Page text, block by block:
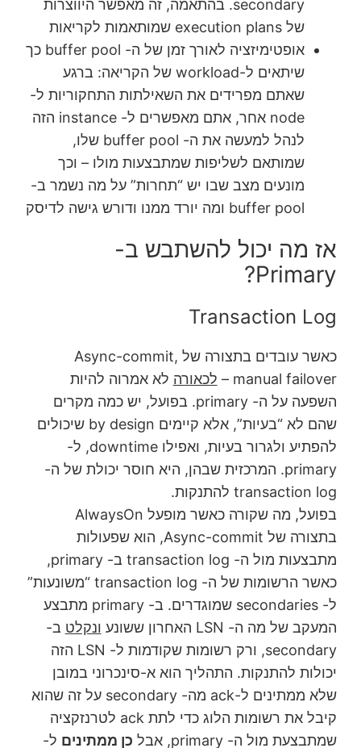
secondary. בהתאמה, זה מאפשר היווצרות
של execution plans שמותאמות לקריאות
אופטימיזציה לאורך זמן של ה- buffer pool כך
שיתאים ל-workload של הקריאה: ברגע
שאתם מפרידים את השאילתות התחקוריות ל-
node אחר, אתם מאפשרים ל- instance הזה
לנהל למעשה את ה- buffer pool שלו,
שמותאם לשליפות שמתבצעות מולו – וכך
מונעים מצב שבו יש “תחרות” על מה נשמר ב-
buffer pool ומה יורד ממנו ודורש גישה לדיסק
אז מה יכול להשתבש ב-
Primary?
Transaction Log
כאשר עובדים בתצורה של Async-commit,
manual failover –
לכאורה לא אמרוה להיות
השפעה על ה- primary. בפועל, יש כמה מקרים
שהם לא “בעיות”, אלא קיימים by design שיכולים
להפתיע ולגרור בעיות, ואפילו downtime, ל-
primary. המרכזית שבהן, היא חוסר יכולת של ה-
transaction log להתנקות.
בפועל, מה שקורה כאשר מופעל AlwaysOn
בתצורה של Async-commit, הוא שפעולות
מתבצעות מול ה- transaction log ב- primary,
כאשר הרשומות של ה- transaction log “משונעות”
ל- secondaries שמוגדרים. ב- primary מתבצע
המעקב של מה ה- LSN האחרון ששונע
ונקלט ב-
secondary, ורק רשומות שקודמות ל- LSN הזה
יכולות להתנקות. התהליך הוא א-סינכרוני במובן
שלא ממתינים ל-ack מה- secondary על זה שהוא
קיבל את רשומות הלוג כדי לתת ack לטרנזקציה
שמתבצעת מול ה- primary, אבל
כן ממתינים ל-